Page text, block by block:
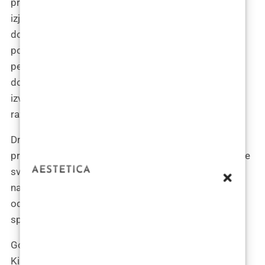
promjenu u pristupima pomlađivanju i korekciji lica“,
izjavio je dr. Kisić. „S obzirom na širok spektar
dostupnih materijala, od hijaluronske kiseline do
polimetil-metakrilatnih mikrosfera, mogućnosti za
personalizirane tretmane su gotovo neograničene“,
dodao je on, ističući kako je Zagreb postao centar
izvrsnosti za estetske tretmane zahvaljujući visokoj
razini stručnosti i naprednoj tehnologiji.
Dr. Kisić posebno naglašava važnost individualnog
pristupa svakom pacijentu: „Važno je razumjeti da nije
svako punilo prikladno za svaku situaciju. U Zagrebu,
naš pristup je temeljit – od početne konzultacije do
odabira najprikladnijeg punila, uzimajući u obzir
specifične potrebe i očekivanja svakog pacijenta.“
Govoreći o trajnosti i sigurnosti dermalnih punila, dr.
Kisić ističe: „Dok neka punila pružaju privremene